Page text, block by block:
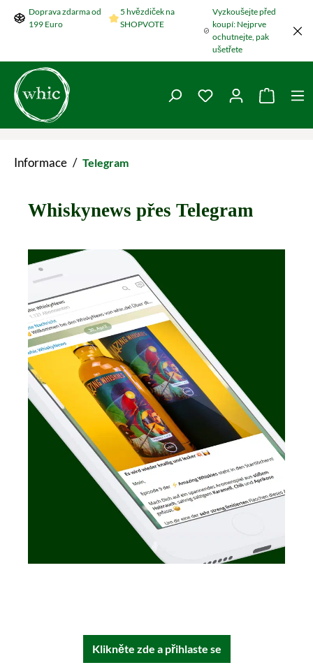
Přeskočit na hlavní obsah
Doprava zdarma od
199 Euro
5 hvězdiček na
SHOPVOTE
Vyzkoušejte před
koupí: Nejprve
ochutnejte, pak
ušetřete
Máte 0 položky v
Informace / Telegram
Whiskynews přes Telegram
Klikněte zde a přihlaste se